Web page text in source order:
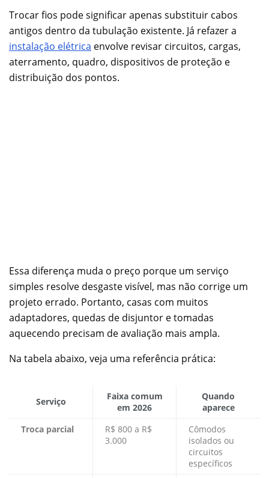
Trocar fios pode significar apenas substituir cabos
antigos dentro da tubulação existente. Já refazer a
instalação elétrica envolve revisar circuitos, cargas,
aterramento, quadro, dispositivos de proteção e
distribuição dos pontos.
Essa diferença muda o preço porque um serviço
simples resolve desgaste visível, mas não corrige um
projeto errado. Portanto, casas com muitos
adaptadores, quedas de disjuntor e tomadas
aquecendo precisam de avaliação mais ampla.
Na tabela abaixo, veja uma referência prática:
Serviço
Faixa comum
em 2026
Quando
aparece
Troca parcial
R$ 800 a R$
3.000
Cômodos
isolados ou
circuitos
específicos